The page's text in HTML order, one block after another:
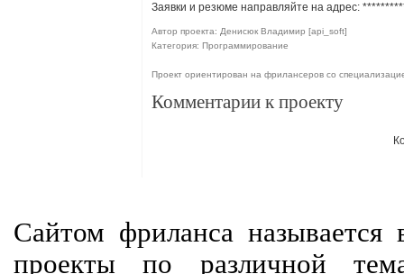
Заявки и резюме направляйте на адрес:
Автор проекта: Денисюк Владимир [api_soft]
Категория: Программирование
Проект ориентирован на фрилансеров со
Комментарии к проекту
Сайтом фриланса называется
проекты по различной